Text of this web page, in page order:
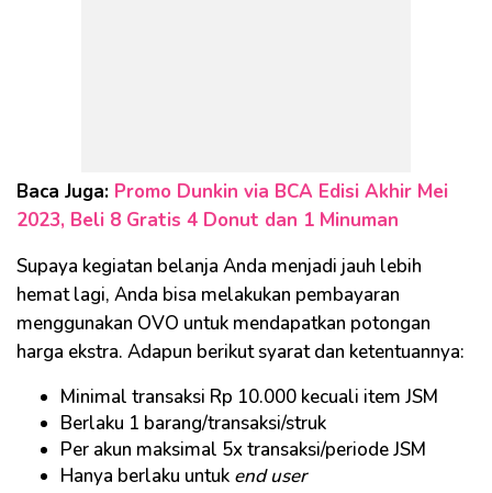
Baca Juga: Promo Dunkin via BCA Edisi Akhir Mei
2023, Beli 8 Gratis 4 Donut dan 1 Minuman
Supaya kegiatan belanja Anda menjadi jauh lebih
hemat lagi, Anda bisa melakukan pembayaran
menggunakan OVO untuk mendapatkan potongan
harga ekstra. Adapun berikut syarat dan ketentuannya:
Minimal transaksi Rp 10.000 kecuali item JSM
Berlaku 1 barang/transaksi/struk
Per akun maksimal 5x transaksi/periode JSM
Hanya berlaku untuk end user